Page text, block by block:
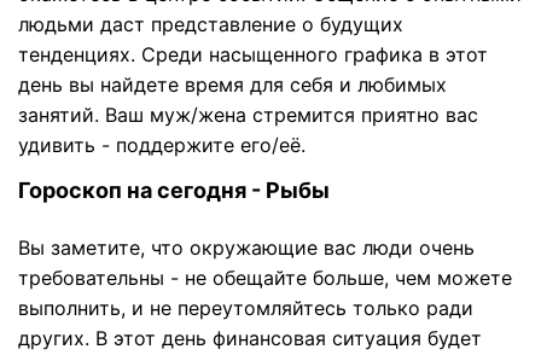
людьми даст представление о будущих
тенденциях. Среди насыщенного графика в этот
день вы найдете время для себя и любимых
занятий. Ваш муж/жена стремится приятно вас
удивить - поддержите его/её.
Гороскоп на сегодня - Рыбы
Вы заметите, что окружающие вас люди очень
требовательны - не обещайте больше, чем можете
выполнить, и не переутомляйтесь только ради
других. В этот день финансовая ситуация будет